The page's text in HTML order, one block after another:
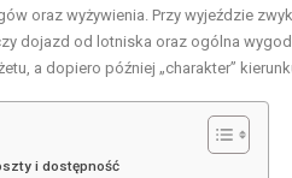
oraz wyżywienia. Przy wyjeździe
dojazd od lotniska oraz ogólna
a dopiero później „charakter”
i dostępność